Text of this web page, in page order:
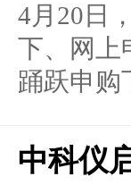
4月20日
下、网上
踊跃申购
中科仪